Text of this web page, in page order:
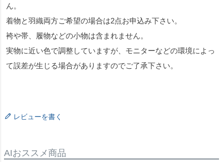
ん。
着物と羽織両方ご希望の場合は2点お申込み下さい。
袴や帯、履物などの小物は含まれません。
実物に近い色で調整していますが、モニターなどの環境によっ
て誤差が生じる場合がありますのでご了承下さい。
レビューを書く
AIおススメ商品